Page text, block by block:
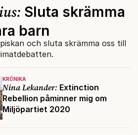
KRÖNIKA
Nina Lekander: Extinction
Rebellion påminner mig om
Miljöpartiet 2020
Sluta skrämma
barn
och sluta skrämma oss till